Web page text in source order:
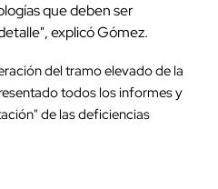
que deben ser
explicó Gómez.
del tramo elevado de la
todos los informes y
de las deficiencias